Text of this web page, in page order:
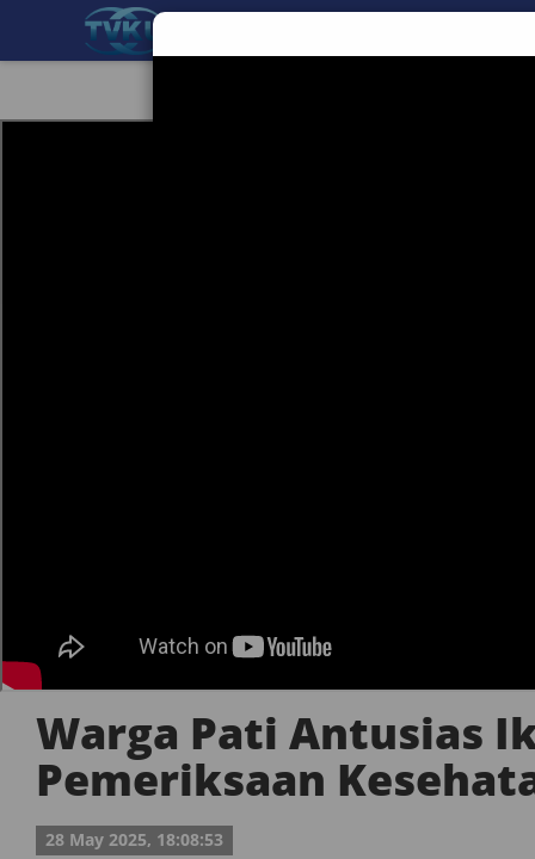
Warga Pati Antusias
Pemeriksaan
28 May 2025, 18:08:53